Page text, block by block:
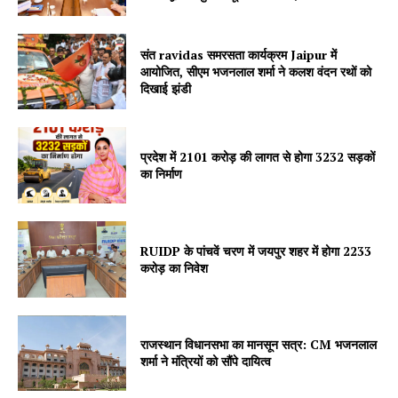
Jagruk Janta
Vishwasniya Hindi Akhbaar
संत ravidas समरसता कार्यक्रम Jaipur में
आयोजित, सीएम भजनलाल शर्मा ने कलश वंदन रथों को
दिखाई झंडी
प्रदेश में 2101 करोड़ की लागत से होगा 3232 सड़कों
का निर्माण
RUIDP के पांचवें चरण में जयपुर शहर में होगा 2233
करोड़ का निवेश
राजस्थान विधानसभा का मानसून सत्र: CM भजनलाल
शर्मा ने मंत्रियों को सौंपे दायित्व